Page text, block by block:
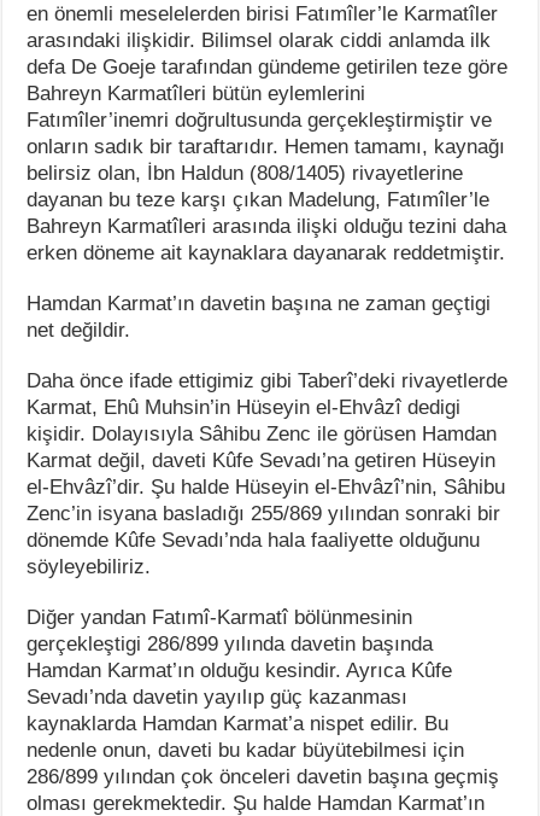
en önemli meselelerden birisi Fatımîler’le Karmatîler
arasındaki ilişkidir. Bilimsel olarak ciddi anlamda ilk
defa De Goeje tarafından gündeme getirilen teze göre
Bahreyn Karmatîleri bütün eylemlerini
Fatımîler’inemri doğrultusunda gerçekleştirmiştir ve
onların sadık bir taraftarıdır. Hemen tamamı, kaynağı
belirsiz olan, İbn Haldun (808/1405) rivayetlerine
dayanan bu teze karşı çıkan Madelung, Fatımîler’le
Bahreyn Karmatîleri arasında ilişki olduğu tezini daha
erken döneme ait kaynaklara dayanarak reddetmiştir.
Hamdan Karmat’ın davetin başına ne zaman geçtigi
net değildir.
Daha önce ifade ettigimiz gibi Taberî’deki rivayetlerde
Karmat, Ehû Muhsin’in Hüseyin el-Ehvâzî dedigi
kişidir. Dolayısıyla Sâhibu Zenc ile görüsen Hamdan
Karmat değil, daveti Kûfe Sevadı’na getiren Hüseyin
el-Ehvâzî’dir. Şu halde Hüseyin el-Ehvâzî’nin, Sâhibu
Zenc’in isyana basladığı 255/869 yılından sonraki bir
dönemde Kûfe Sevadı’nda hala faaliyette olduğunu
söyleyebiliriz.
Diğer yandan Fatımî-Karmatî bölünmesinin
gerçekleştigi 286/899 yılında davetin başında
Hamdan Karmat’ın olduğu kesindir. Ayrıca Kûfe
Sevadı’nda davetin yayılıp güç kazanması
kaynaklarda Hamdan Karmat’a nispet edilir. Bu
nedenle onun, daveti bu kadar büyütebilmesi için
286/899 yılından çok önceleri davetin başına geçmiş
olması gerekmektedir. Şu halde Hamdan Karmat’ın